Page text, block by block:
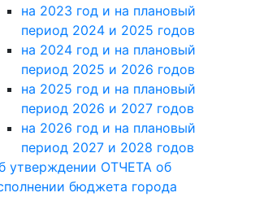
на 2023 год и на плановый
период 2024 и 2025 годов
на 2024 год и на плановый
период 2025 и 2026 годов
на 2025 год и на плановый
период 2026 и 2027 годов
на 2026 год и на плановый
период 2027 и 2028 годов
утверждении ОТЧЕТА об
бюджета города